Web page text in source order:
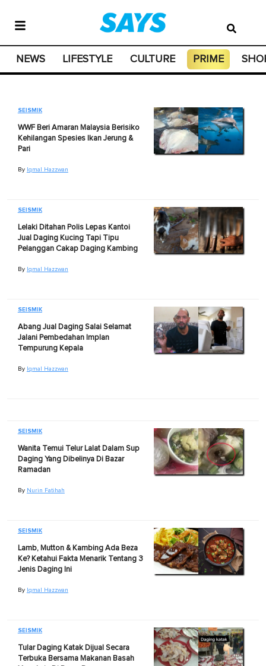
NEWS LIFESTYLE CULTURE PRIME
SEISMIK
WWF Beri Amaran Malaysia Berisiko
Kehilangan Spesies Ikan Jerung &
Pari
By Iqmal Hazzwan
SEISMIK
Lelaki Ditahan Polis Lepas Kantoi
Jual Daging Kucing Tapi Tipu
Pelanggan Cakap Daging Kambing
By Iqmal Hazzwan
SEISMIK
Abang Jual Daging Salai Selamat
Jalani Pembedahan Implan
Tempurung Kepala
By Iqmal Hazzwan
SEISMIK
Wanita Temui Telur Lalat Dalam Sup
Daging Yang Dibelinya Di Bazar
Ramadan
By Nurin Fatihah
SEISMIK
Lamb, Mutton & Kambing Ada Beza
Ke? Ketahui Fakta Menarik Tentang 3
Jenis Daging Ini
By Iqmal Hazzwan
SEISMIK
Tular Daging Katak Dijual Secara
Terbuka Bersama Makanan Basah